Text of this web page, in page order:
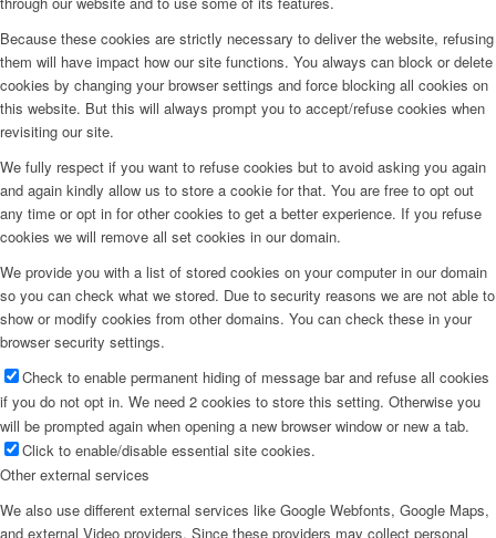
Because these cookies are strictly necessary to deliver the website, refusing
them will have impact how our site functions. You always can block or delete
cookies by changing your browser settings and force blocking all cookies on
this website. But this will always prompt you to accept/refuse cookies when
revisiting our site.
We fully respect if you want to refuse cookies but to avoid asking you again
and again kindly allow us to store a cookie for that. You are free to opt out
any time or opt in for other cookies to get a better experience. If you refuse
cookies we will remove all set cookies in our domain.
We provide you with a list of stored cookies on your computer in our domain
so you can check what we stored. Due to security reasons we are not able to
show or modify cookies from other domains. You can check these in your
browser security settings.
Check to enable permanent hiding of message bar and refuse all cookies
if you do not opt in. We need 2 cookies to store this setting. Otherwise you
will be prompted again when opening a new browser window or new a tab.
Click to enable/disable essential site cookies.
Other external services
We also use different external services like Google Webfonts, Google Maps,
and external Video providers. Since these providers may collect personal